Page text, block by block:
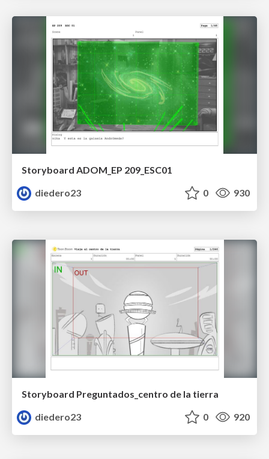
Storyboard ADOM_EP 209_ESC01
diedero23
0 930
Storyboard Preguntados_centro de la tierra
diedero23
0 920